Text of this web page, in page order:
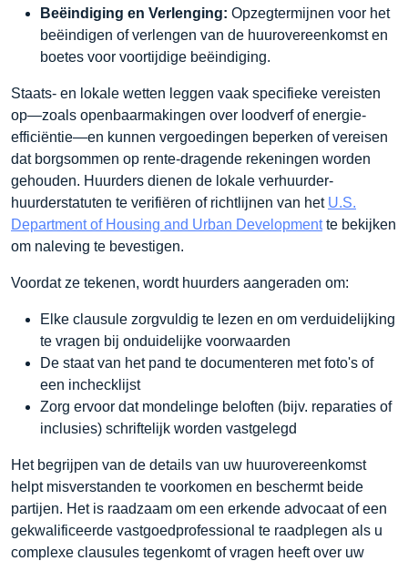
Beëindiging en Verlenging: Opzegtermijnen voor het
beëindigen of verlengen van de huurovereenkomst en
boetes voor voortijdige beëindiging.
Staats- en lokale wetten leggen vaak specifieke vereisten
op—zoals openbaarmakingen over loodverf of energie-
efficiëntie—en kunnen vergoedingen beperken of vereisen
dat borgsommen op rente-dragende rekeningen worden
gehouden. Huurders dienen de lokale verhuurder-
huurderstatuten te verifiëren of richtlijnen van het U.S.
Department of Housing and Urban Developmentte bekijken
om naleving te bevestigen.
Voordat ze tekenen, wordt huurders aangeraden om:
Elke clausule zorgvuldig te lezen en om verduidelijking
te vragen bij onduidelijke voorwaarden
De staat van het pand te documenteren met foto's of
een inchecklijst
Zorg ervoor dat mondelinge beloften (bijv. reparaties of
inclusies) schriftelijk worden vastgelegd
Het begrijpen van de details van uw huurovereenkomst
helpt misverstanden te voorkomen en beschermt beide
partijen. Het is raadzaam om een erkende advocaat of een
gekwalificeerde vastgoedprofessional te raadplegen als u
complexe clausules tegenkomt of vragen heeft over uw